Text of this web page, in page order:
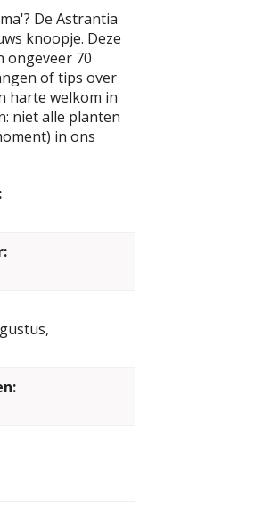
De Astrantia
knoopje. Deze
ongeveer 70
of tips over
harte welkom in
niet alle planten
in ons